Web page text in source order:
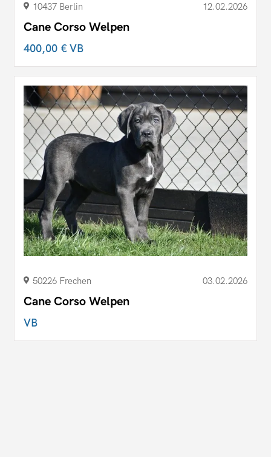
10437 Berlin 12.02.2026
Cane Corso Welpen
400,00 €VB
50226 Frechen 03.02.2026
Cane Corso Welpen
VB